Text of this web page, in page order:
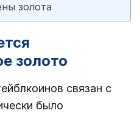
золота
золото
связан с
было